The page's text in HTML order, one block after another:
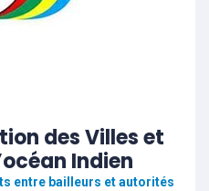
des Villes et
Indien
entre bailleurs et autorités